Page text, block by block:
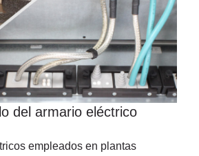
del armario eléctrico
empleados en plantas